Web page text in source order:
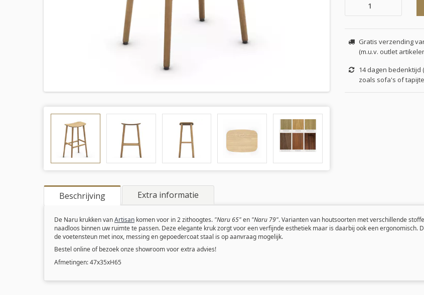
Gratis verzending
(m.u.v. outlet
14 dagen bedenktijd
zoals sofa's of
Beschrijving Extra informatie
De Naru krukken vanArtisan komen voor in 2 zithoogtes. "Naru 65"en "Naru 79". Varianten van houtsoorten met verschillende
naadloos binnen uw ruimte te passen. Deze elegante kruk zorgt voor een verfijnde esthetiek maar is daarbij ook een ergonomisch.
de voetensteun met inox, messing en gepoedercoat staal is op aanvraag mogelijk.
Bestel online of bezoek onze showroom voor extra advies!
Afmetingen: 47x35xH65